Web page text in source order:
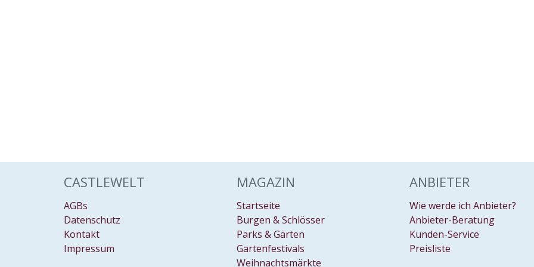
CASTLEWELT
AGBs
Datenschutz
Kontakt
Impressum
MAGAZIN
Startseite
Burgen & Schlösser
Parks & Gärten
Gartenfestivals
Weihnachtsmärkte
ANBIETER
Wie werde ich Anbieter?
Anbieter-Beratung
Kunden-Service
Preisliste